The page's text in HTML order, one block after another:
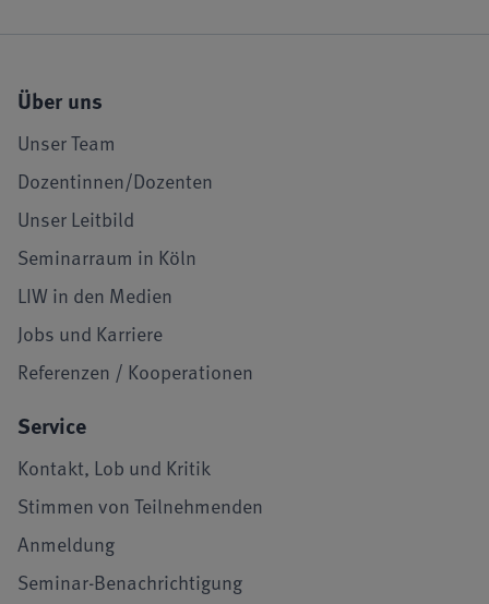
Über uns
Unser Team
Dozentinnen/Dozenten
Unser Leitbild
Seminarraum in Köln
LIW in den Medien
Jobs und Karriere
Referenzen / Kooperationen
Service
Kontakt, Lob und Kritik
Stimmen von Teilnehmenden
Anmeldung
Seminar-Benachrichtigung